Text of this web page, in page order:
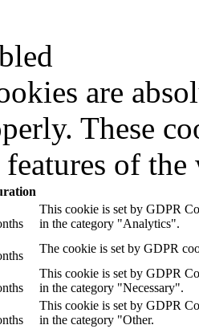
are
These
of
This cookie is set by GDPR
in the category "Analytics".
The cookie is set by GDPR
This cookie is set by GDPR
in the category "Necessary".
This cookie is set by GDPR
in the category "Other.